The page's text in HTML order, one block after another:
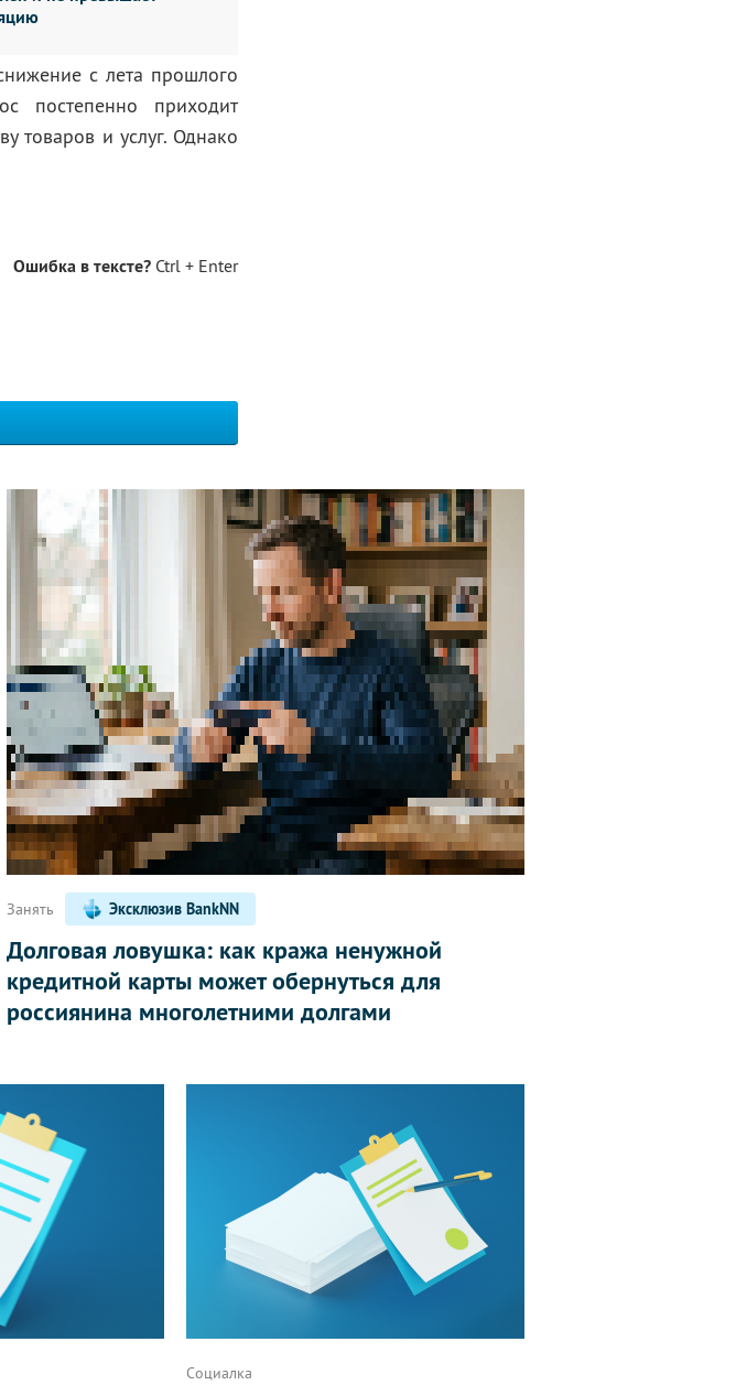
с лета прошлого
постепенно приходит
товаров и услуг. Однако
Ошибка в тексте? Ctrl + Enter
Занять Эксклюзив BankNN
Долговая ловушка: как кража ненужной
кредитной карты может обернуться для
россиянина многолетними долгами
Социалка